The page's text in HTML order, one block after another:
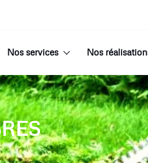
Nos services Nos